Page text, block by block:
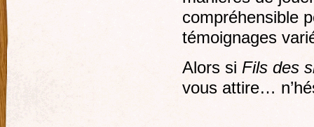
compréhensible
témoignages
Alors si Fils des
vous attire…